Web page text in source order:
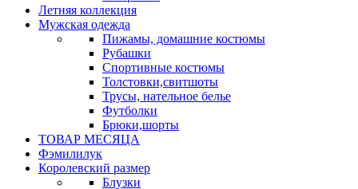
Летняя коллекция
Мужская одежда
Пижамы, домашние костюмы
Рубашки
Спортивные костюмы
Толстовки,свитшоты
Трусы, нательное белье
Футболки
Брюки,шорты
ТОВАР МЕСЯЦА
Фэмилилук
Королевский размер
Блузки